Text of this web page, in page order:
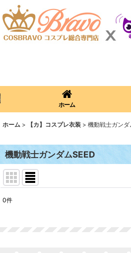
ホーム
ホーム > 【カ】コスプレ衣装 > 機動戦士ガンダ
機動戦士ガンダムSEED
0件